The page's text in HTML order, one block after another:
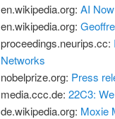
en.wikipedia.org: AI
en.wikipedia.org:
proceedings.neurips.cc:
Networks
nobelprize.org: Press
media.ccc.de: 22C3:
de.wikipedia.org: Moxie